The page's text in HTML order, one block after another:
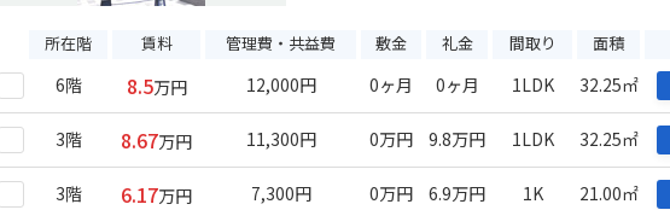
所在階 賃料 管理費・共益費 敷金 礼金 間取り 面積
6階 8.5万円 12,000円 0ヶ月 0ヶ月 1LDK 32.25㎡
3階 8.67万円 11,300円 0万円 9.8万円 1LDK 32.25㎡
3階 6.17万円 7,300円 0万円 6.9万円 1K 21.00㎡